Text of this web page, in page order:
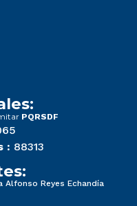
PQRSDF
: 88313
Alfonso Reyes Echandía